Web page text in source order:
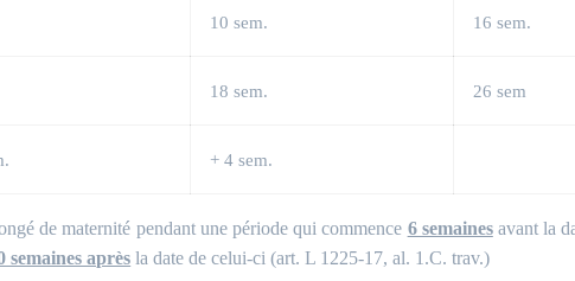
10 sem. 16 sem.
18 sem. 26 sem
+ 4 sem.
de maternité pendant une période qui commence 6 semainesavant la
semaines après la date de celui-ci (art. L 1225-17, al. 1.C. trav.)